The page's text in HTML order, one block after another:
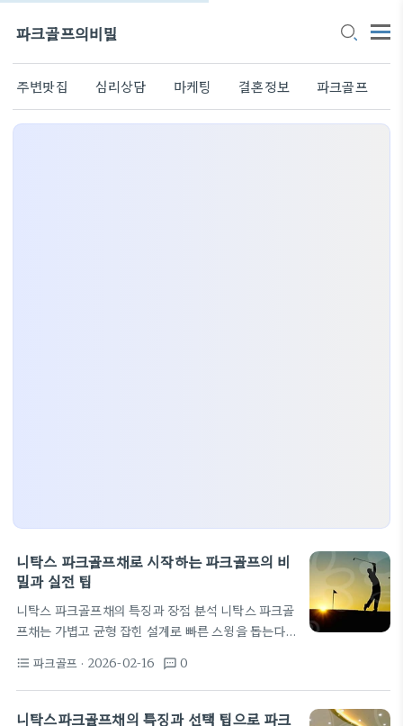
파크골프의비밀
주변맛집 심리상담 마케팅 결혼정보 파크골프
니탁스 파크골프채로 시작하는 파크골프의 비
밀과 실전 팁
니탁스 파크골프채의 특징과 장점 분석 니탁스 파크골
프채는 가볍고 균형 잡힌 설계로 빠른 스윙을 돕는다.
스럽고 허리 부담이 낮다. 손잡이 그립은 미끄럼 방지
설계로 비가 오거나 땀을 흘려도 안정적인 그립감을
제공한다. 또한 채질은 내구성과 정확도를 동시에 고
format_list_bulleted 파크골프 · 2026-02-16 textsms 0
니탁스파크골프채의 특징과 선택 팁으로 파크